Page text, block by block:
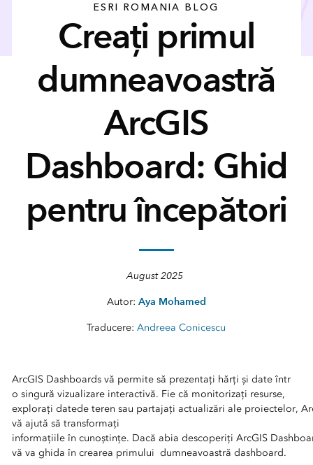
ESRI ROMANIA BLOG
Creați primul
dumneavoastră
ArcGIS
Dashboard: Ghid
pentru începători
August 2025
Autor: Aya Mohamed
Traducere:Andreea Conicescu
Condițiile specifice în care
ArcGIS Dashboards vă permite să prezentați hărți și date într
o singură vizualizare interactivă. Fie că monitorizați resurse,
explorați datede teren sau partajați actualizări ale proiectelor,
vă ajută să transformați
informațiile în cunoștințe. Dacă abia descoperiți ArcGIS
vă va ghida în crearea primului dumneavoastră dashboard.